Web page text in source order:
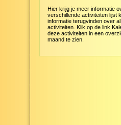
Hier krijg je meer informatie
verschillende activiteiten lijst
informatie terugvinden over
activiteiten. Klik op de link
deze activiteiten in een
maand te zien.